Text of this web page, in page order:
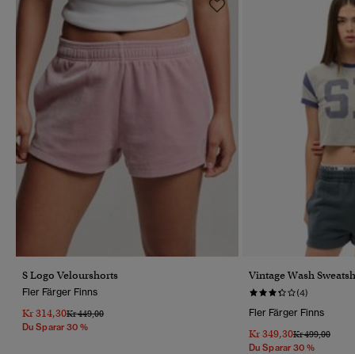
S Logo Velourshorts
Fler Färger Finns
Kr 314,30Pris Reducerat Från
Kr 449,00Till
Du Sparar 30 %
Vintage Wash
(4)
Fler Färger Finns
Kr 349,30Pris Reducerat
Kr 499,00Till
Du Sparar 30 %